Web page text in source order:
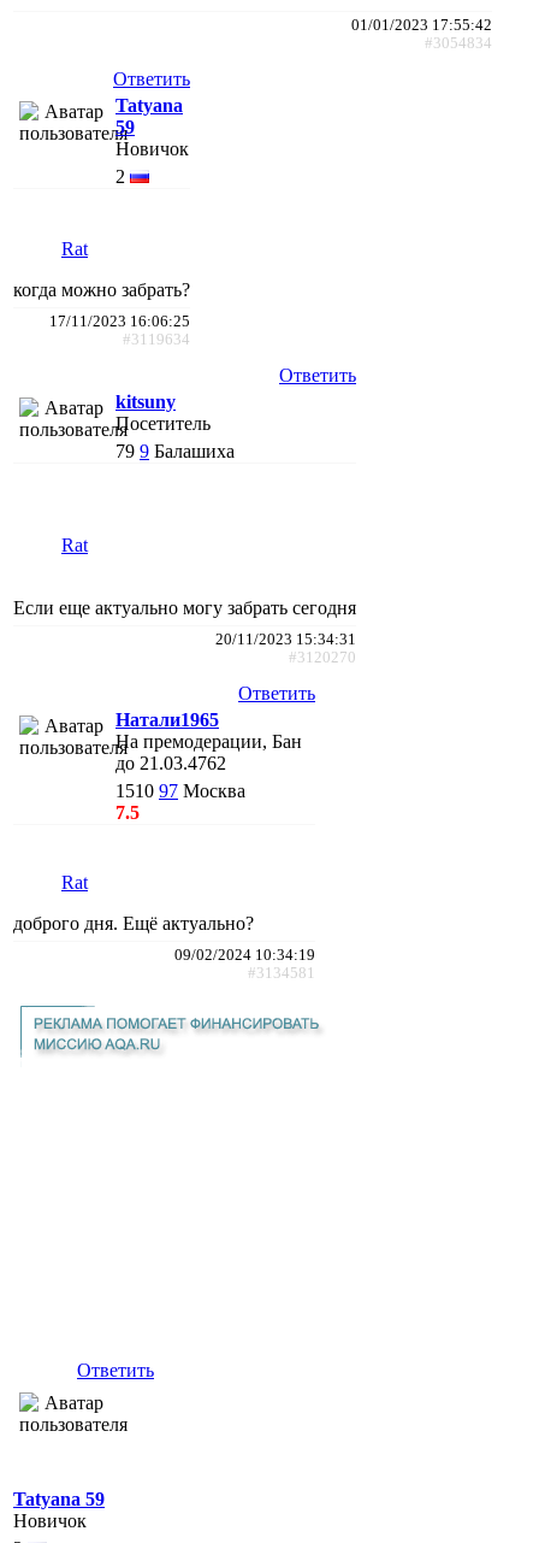
01/01/2023 17:55:42
#3054834
Ответить
Tatyana
59
Новичок
2
Rat
когда можно забрать?
17/11/2023 16:06:25
#3119634
Ответить
kitsuny
Посетитель
79 9 Балашиха
Rat
Если еще актуально могу забрать сегодня
20/11/2023 15:34:31
#3120270
Ответить
Натали1965
На премодерации, Бан
до 21.03.4762
1510 97 Москва
7.5
Rat
доброго дня. Ещё актуально?
09/02/2024 10:34:19
#3134581
Ответить
Tatyana 59
Новичок